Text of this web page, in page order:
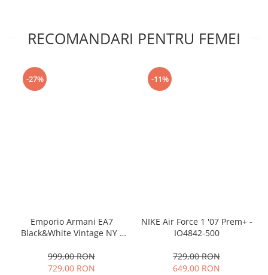
RECOMANDARI PENTRU FEMEI
-27%
Emporio Armani EA7
Black&White Vintage NY -
999,00 RON
729,00 RON
-11%
NIKE Air Force 1 '07 Prem+ -
IO4842-500
729,00 RON
649,00 RON